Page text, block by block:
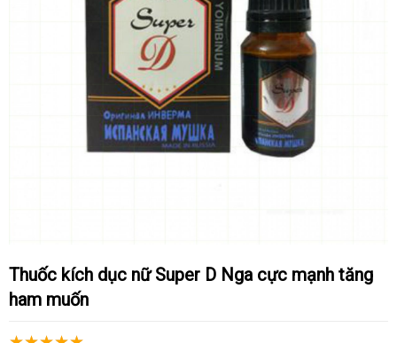
Thuốc kích dục nữ Super D Nga cực mạnh tăng
ham muốn